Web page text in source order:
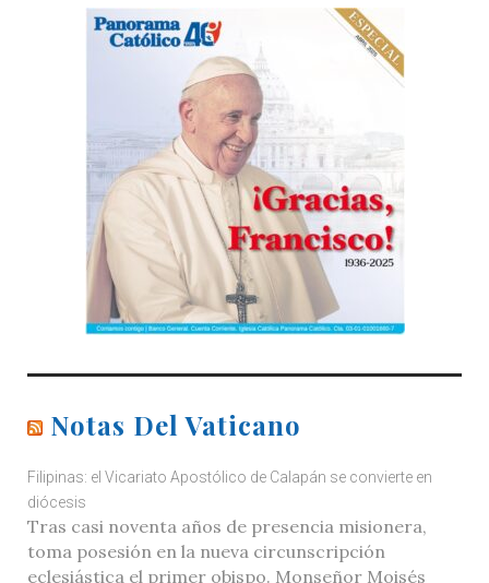
Notas Del Vaticano
Filipinas: el Vicariato Apostólico de Calapán se convierte en
diócesis
Tras casi noventa años de presencia misionera,
toma posesión en la nueva circunscripción
eclesiástica el primer obispo. Monseñor Moisés